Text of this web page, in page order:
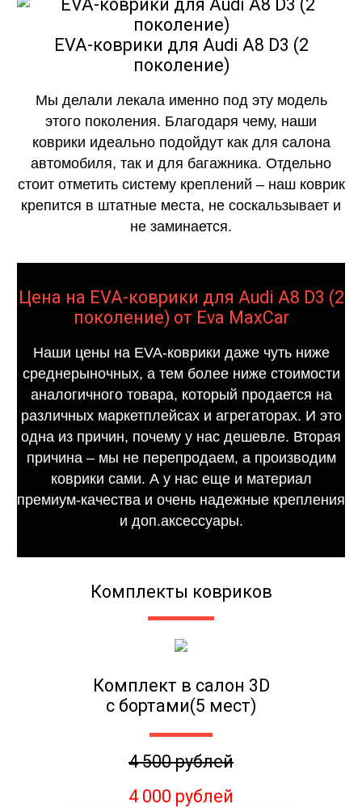
EVA-коврики для Audi A8 D3 (2
поколение)
Мы делали лекала именно под эту модель
этого поколения. Благодаря чему, наши
коврики идеально подойдут как для салона
автомобиля, так и для багажника. Отдельно
стоит отметить систему креплений – наш коврик
крепится в штатные места, не соскальзывает и
не заминается.
Цена на EVA-коврики для Audi A8 D3 (2
поколение) от Eva MaxCar
Наши цены на EVA-коврики даже чуть ниже
среднерыночных, а тем более ниже стоимости
аналогичного товара, который продается на
различных маркетплейсах и агрегаторах. И это
одна из причин, почему у нас дешевле. Вторая
причина – мы не перепродаем, а производим
коврики сами. А у нас еще и материал
премиум-качества и очень надежные крепления
и доп.аксессуары.
Комплекты ковриков
Комплект в салон 3D
с бортами(5 мест)
4 500 рублей
4 000 рублей